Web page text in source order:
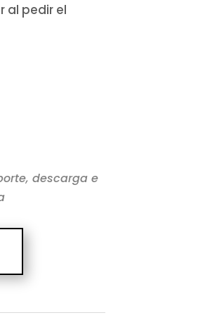
al pedir el
descarga e